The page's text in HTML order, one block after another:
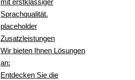
mit erstklassiger
Sprachqualität.
placeholder
Zusatzleistungen
Wir bieten Ihnen Lösungen
an:
Entdecken Sie die